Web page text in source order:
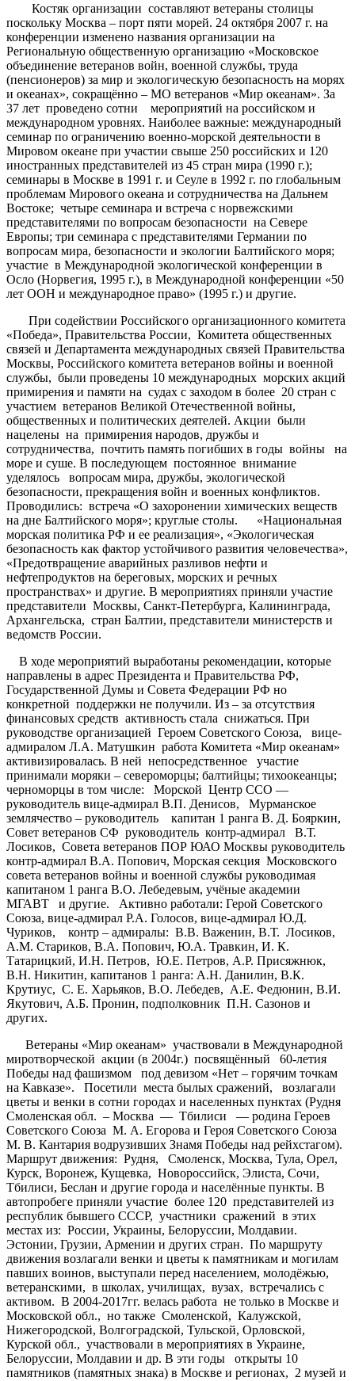
Костяк организации составляют ветераны столицы
поскольку Москва – порт пяти морей. 24 октября 2007 г. на
конференции изменено названия организации на
Региональную общественную организацию «Московское
объединение ветеранов войн, военной службы, труда
(пенсионеров) за мир и экологическую безопасность на морях
и океанах», сокращённо – МО ветеранов «Мир океанам». За
37 лет проведено сотни мероприятий на российском и
международном уровнях. Наиболее важные: международный
семинар по ограничению военно-морской деятельности в
Мировом океане при участии свыше 250 российских и 120
иностранных представителей из 45 стран мира (1990 г.);
семинары в Москве в 1991 г. и Сеуле в 1992 г. по глобальным
проблемам Мирового океана и сотрудничества на Дальнем
Востоке; четыре семинара и встреча с норвежскими
представителями по вопросам безопасности на Севере
Европы; три семинара с представителями Германии по
вопросам мира, безопасности и экологии Балтийского моря;
участие в Международной экологической конференции в
Осло (Норвегия, 1995 г.), в Международной конференции «50
лет ООН и международное право» (1995 г.) и другие.
При содействии Российского организационного комитета
«Победа», Правительства России, Комитета общественных
связей и Департамента международных связей Правительства
Москвы, Российского комитета ветеранов войны и военной
службы, были проведены 10 международных морских акций
примирения и памяти на судах с заходом в более 20 стран с
участием ветеранов Великой Отечественной войны,
общественных и политических деятелей. Акции были
нацелены на примирения народов, дружбы и
сотрудничества, почтить память погибших в годы войны на
море и суше. В последующем постоянное внимание
уделялось вопросам мира, дружбы, экологической
безопасности, прекращения войн и военных конфликтов.
Проводились: встреча «О захоронении химических веществ
на дне Балтийского моря»; круглые столы. «Национальная
морская политика РФ и ее реализация», «Экологическая
безопасность как фактор устойчивого развития человечества»,
«Предотвращение аварийных разливов нефти и
нефтепродуктов на береговых, морских и речных
пространствах» и другие. В мероприятиях приняли участие
представители Москвы, Санкт-Петербурга, Калининграда,
Архангельска, стран Балтии, представители министерств и
ведомств России.
В ходе мероприятий выработаны рекомендации, которые
направлены в адрес Президента и Правительства РФ,
Государственной Думы и Совета Федерации РФ но
конкретной поддержки не получили. Из – за отсутствия
финансовых средств активность стала снижаться. При
руководстве организацией Героем Советского Союза, вице-
адмиралом Л.А. Матушкин работа Комитета «Мир океанам»
активизировалась. В ней непосредственное участие
принимали моряки – североморцы; балтийцы; тихоокеанцы;
черноморцы в том числе: Морской Центр ССО —
руководитель вице-адмирал В.П. Денисов, Мурманское
землячество – руководитель капитан 1 ранга В. Д. Бояркин,
Совет ветеранов СФ руководитель контр-адмирал В.Т.
Лосиков, Совета ветеранов ПОР ЮАО Москвы руководитель
контр-адмирал В.А. Попович, Морская секция Московского
совета ветеранов войны и военной службы руководимая
капитаном 1 ранга В.О. Лебедевым, учёные академии
МГАВТ и другие. Активно работали: Герой Советского
Союза, вице-адмирал Р.А. Голосов, вице-адмирал Ю.Д.
Чуриков, контр – адмиралы: В.В. Важенин, В.Т. Лосиков,
А.М. Стариков, В.А. Попович, Ю.А. Травкин, И. К.
Татарицкий, И.Н. Петров, Ю.Е. Петров, А.Р. Присяжнюк,
В.Н. Никитин, капитанов 1 ранга: А.Н. Данилин, В.К.
Крутиус, С. Е. Харьяков, В.О. Лебедев, А.Е. Федюнин, В.И.
Якутович, А.Б. Пронин, подполковник П.Н. Сазонов и
других.
Ветераны «Мир океанам» участвовали в Международной
миротворческой акции (в 2004г.) посвящённый 60-летия
Победы над фашизмом под девизом «Нет – горячим точкам
на Кавказе». Посетили места былых сражений, возлагали
цветы и венки в сотни городах и населенных пунктах (Рудня
Смоленская обл. – Москва — Тбилиси — родина Героев
Советского Союза М. А. Егорова и Героя Советского Союза
М. В. Кантария водрузивших Знамя Победы над рейхстагом).
Маршрут движения: Рудня, Смоленск, Москва, Тула, Орел,
Курск, Воронеж, Кущевка, Новороссийск, Элиста, Сочи,
Тбилиси, Беслан и другие города и населённые пункты. В
автопробеге приняли участие более 120 представителей из
республик бывшего СССР, участники сражений в этих
местах из: России, Украины, Белоруссии, Молдавии.
Эстонии, Грузии, Армении и других стран. По маршруту
движения возлагали венки и цветы к памятникам и могилам
павших воинов, выступали перед населением, молодёжью,
ветеранскими, в школах, училищах, вузах, встречались с
активом. В 2004-2017гг. велась работа не только в Москве и
Московской обл., но также Смоленской, Калужской,
Нижегородской, Волгоградской, Тульской, Орловской,
Курской обл., участвовали в мероприятиях в Украине,
Белоруссии, Молдавии и др. В эти годы открыты 10
памятников (памятных знака) в Москве и регионах, 2 музей и